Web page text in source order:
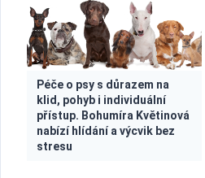
Péče o psy s důrazem na
klid, pohyb i individuální
přístup. Bohumíra Květinová
nabízí hlídání a výcvik bez
stresu